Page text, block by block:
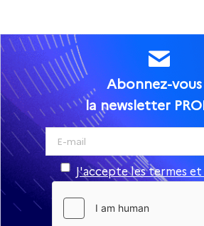
Abonnez-vous
la newsletter
J'accepte les termes